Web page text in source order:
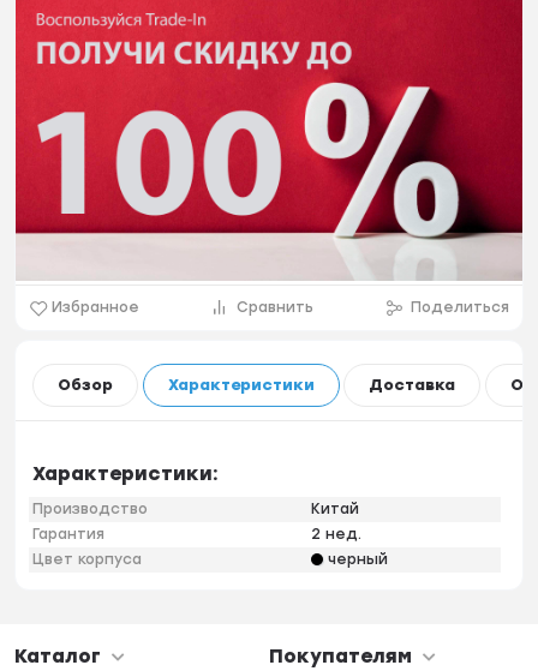
Избранное Сравнить Поделиться
Обзор Характеристики Доставка
Характеристики:
Производство
Китай
Гарантия
2 нед.
Цвет корпуса
черный
Каталог Покупателям